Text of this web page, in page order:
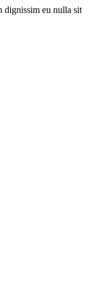
dignissim eu nulla sit